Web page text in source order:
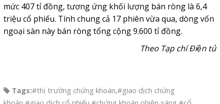
mức 407 tỉ đồng, tương ứng khối lượng bán ròng là 6,4
triệu cổ phiếu. Tính chung cả 17 phiên vừa qua, dòng vốn
ngoại sàn này bán ròng tổng cộng 9.600 tỉ đồng.
Theo Tạp chí Điện tử
Tags:#thị trường chứng khoán,#giao dịch chứng